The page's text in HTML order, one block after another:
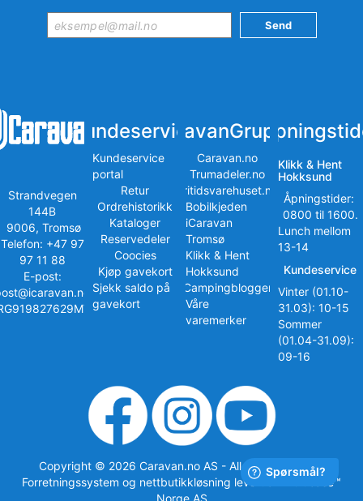
Strandvegen
144B
9006, Tromsø
Telefon: +47 97
97 11 88
E-post:
Kundeservice
Kundeservice
portal
Retur
Ordrehistorikk
Kataloger
Reservedeler
Coocies
Kjøp gavekort
Sjekk saldo på
gavekort
iCaravanGruppen
Caravan.no
Trumadeler.no
Fritidsvarehuset.no
Bobilkjeden
iCaravan
Tromsø
Klikk & Hent
Hokksund
iCampingbloggen
Våre
varemerker
Klikk & Hent
Hokksund
Åpningstider:
0800 til 1600.
Lunch mellom
13-14
Kundeservice
Vinter (01.10-
31.03): 10-15
Sommer
(01.04-31.09):
09-16
Copyright © 2026 Caravan.no AS - All rights reserved
Forretningssystem og nettbutikkløsning levert av
Multicase™